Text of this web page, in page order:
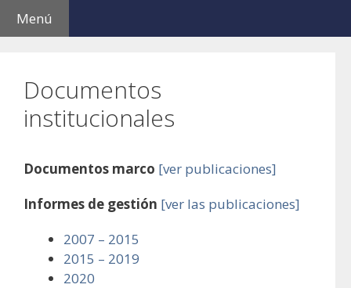
Menú
Documentos
institucionales
Documentos marco [ver publicaciones]
Informes de gestión [ver las publicaciones]
2007 – 2015
2015 – 2019
2020